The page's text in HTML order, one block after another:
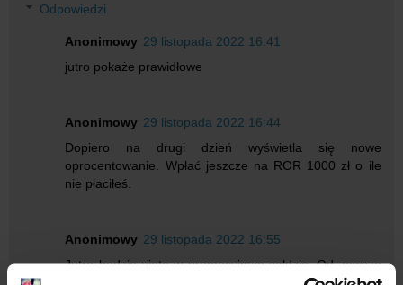
Odpowiedzi
Anonimowy 29 listopada 2022 16:41
jutro pokaże prawidłowe
Anonimowy 29 listopada 2022 16:44
Dopiero na drugi dzień wyświetla się nowe
oprocentowanie. Wpłać jeszcze na ROR 1000 zł o ile
nie płaciłeś.
Anonimowy 29 listopada 2022 16:55
Jutro będzie ujęte w promocyjnym saldzie. Od zawsze